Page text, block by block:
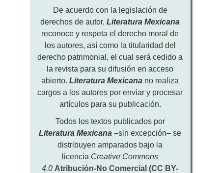
De acuerdo con la legislación de
derechos de autor, Literatura Mexicana
reconoce y respeta el derecho moral de
los autores, así como la titularidad del
derecho patrimonial, el cual será cedido a
la revista para su difusión en acceso
abierto. Literatura Mexicana no realiza
cargos a los autores por enviar y procesar
artículos para su publicación.
Todos los textos publicados por
Literatura Mexicana –sin excepción– se
distribuyen amparados bajo la
licencia Creative Commons
4.0 Atribución-No Comercial (CC BY-